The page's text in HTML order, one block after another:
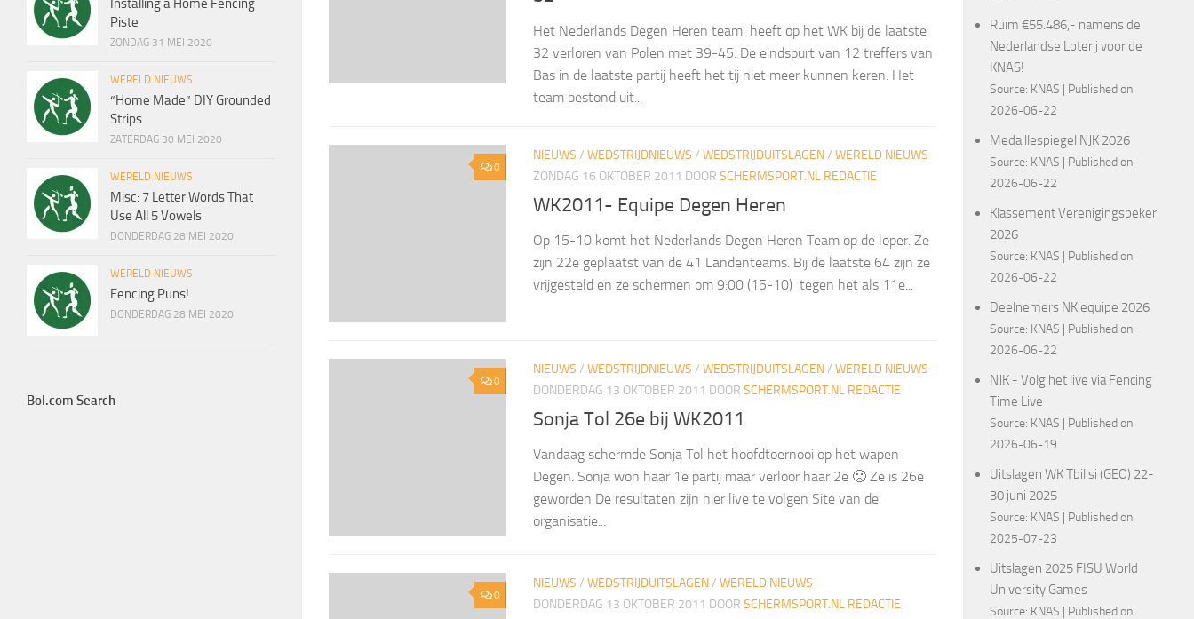
Het Nederlands Degen Heren team heeft op het WK bij de laatste
32 verloren van Polen met 39-45. De eindspurt van 12 treffers van
Bas in de laatste partij heeft het tij niet meer kunnen keren. Het
team bestond uit...
0
NIEUWS / WEDSTRIJDNIEUWS / WEDSTRIJDUITSLAGEN/ WERELD NIEUWS
ZONDAG 16 OKTOBER 2011 DOOR SCHERMSPORT.NL REDACTIE
WK2011- Equipe Degen Heren
Op 15-10 komt het Nederlands Degen Heren Team op de loper. Ze
zijn 22e geplaatst van de 41 Landenteams. Bij de laatste 64 zijn ze
vrijgesteld en ze schermen om 9:00 (15-10) tegen het als 11e...
0
NIEUWS / WEDSTRIJDNIEUWS / WEDSTRIJDUITSLAGEN/ WERELD NIEUWS
DONDERDAG 13 OKTOBER 2011 DOOR SCHERMSPORT.NL REDACTIE
Sonja Tol 26e bij WK2011
Vandaag schermde Sonja Tol het hoofdtoernooi op het wapen
Degen. Sonja won haar 1e partij maar verloor haar 2e 🙁 Ze is 26e
geworden De resultaten zijn hier live te volgen Site van de
organisatie...
0
NIEUWS / WEDSTRIJDUITSLAGEN/ WERELD NIEUWS
DONDERDAG 13 OKTOBER 2011 DOOR SCHERMSPORT.NL REDACTIE
Piste
ZONDAG 31 MEI 2020
WERELD NIEUWS
“Home Made” DIY Grounded
Strips
ZATERDAG 30 MEI 2020
WERELD NIEUWS
Misc: 7 Letter Words That
Use All 5 Vowels
DONDERDAG 28 MEI 2020
WERELD NIEUWS
Fencing Puns!
DONDERDAG 28 MEI 2020
Bol.com Search
Ruim €55.486,- namens de
Nederlandse Loterij voor de
KNAS!
Source: KNAS
Published on:
2026-06-22
Medaillespiegel NJK 2026
Source: KNAS
Published on:
2026-06-22
Klassement Verenigingsbeker
2026
Source: KNAS
Published on:
2026-06-22
Deelnemers NK equipe 2026
Source: KNAS
Published on:
2026-06-22
NJK - Volg het live via Fencing
Time Live
Source: KNAS
Published on:
2026-06-19
Uitslagen WK Tbilisi (GEO) 22-
30 juni 2025
Source: KNAS
Published on:
2025-07-23
Uitslagen 2025 FISU World
University Games
Source: KNAS
Published on: